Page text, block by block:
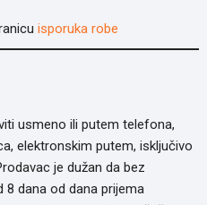
isporuka robe
usmeno ili putem telefona,
elektronskim putem, isključivo
je dužan da bez
8 dana od dana prijema